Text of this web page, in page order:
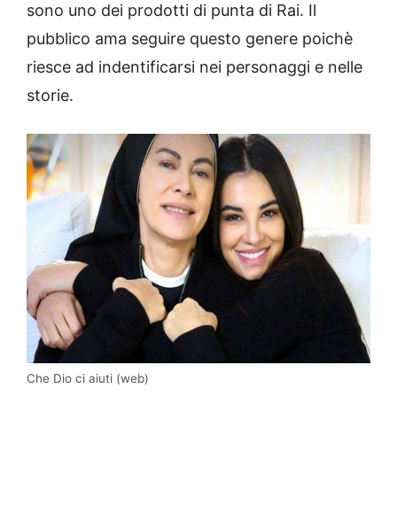
sono uno dei prodotti di punta di Rai. Il
pubblico ama seguire questo genere poichè
riesce ad indentificarsi nei personaggi e nelle
storie.
Che Dio ci aiuti (web)